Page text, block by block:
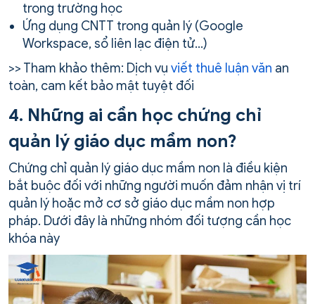
trong trường học
Ứng dụng CNTT trong quản lý (Google
Workspace, sổ liên lạc điện tử…)
>> Tham khảo thêm: Dịch vụ viết thuê luận văn an
toàn, cam kết bảo mật tuyệt đối
4. Những ai cần học chứng chỉ
quản lý giáo dục mầm non?
Chứng chỉ quản lý giáo dục mầm non là điều kiện
bắt buộc đối với những người muốn đảm nhận vị trí
quản lý hoặc mở cơ sở giáo dục mầm non hợp
pháp. Dưới đây là những nhóm đối tượng cần học
khóa này